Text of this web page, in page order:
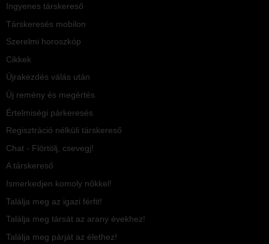
Ingyenes társkereső
Társkeresés mobilon
Szerelmi horoszkóp
Cikkek
Újrakezdés válás után
Új remény és megértés
Értelmiségi párkeresés
Regisztráció nélküli társkereső
Chat - Flörtölj, csevegj!
A társkereső
Ismerkedjen komoly nőkkel!
Találja meg az igazi férfit!
Találja meg társát az arany évekhez!
Találja meg párját az élethez!